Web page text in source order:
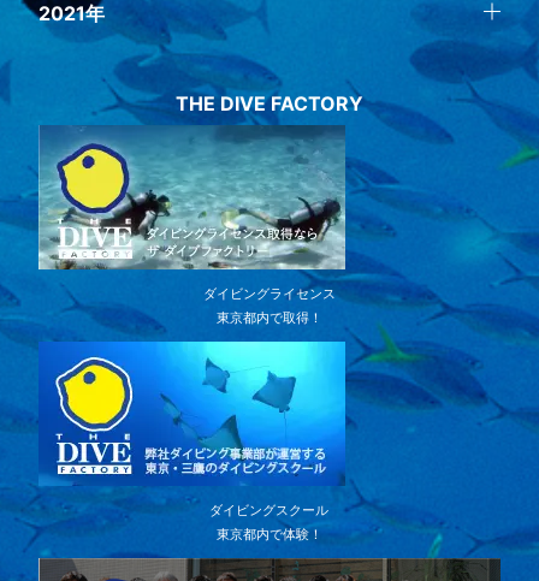
2021年
THE DIVE FACTORY
ダイビングライセンス
東京都内で取得！
ダイビングスクール
東京都内で体験！